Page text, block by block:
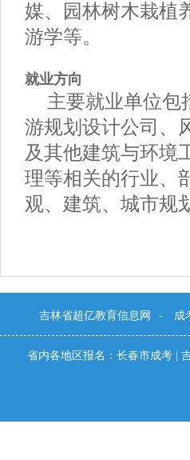
媒、园林树木栽植
游学等。
就业方向
主要就业单位包
游规划设计公司、
及其他建筑与环境
理等相关的行业、
观、建筑、城市规
吉林省超亿教育信息网 - 成
省内各地区报名： 长春市成考